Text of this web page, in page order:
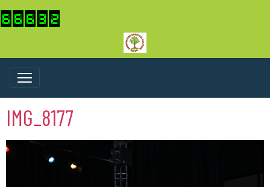
IMG_8177